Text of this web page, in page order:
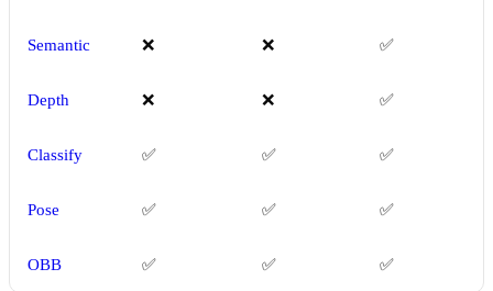
Semantic ❌ ❌ ✅
Depth ❌ ❌ ✅
Classify ✅ ✅ ✅
Pose ✅ ✅ ✅
OBB ✅ ✅ ✅